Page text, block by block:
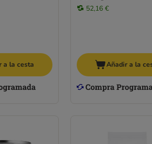
a la cesta
52,16 €
Añadir a la